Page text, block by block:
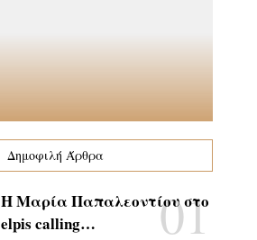
Δημοφιλή Άρθρα
Η Μαρία Παπαλεοντίου στο
elpis calling…